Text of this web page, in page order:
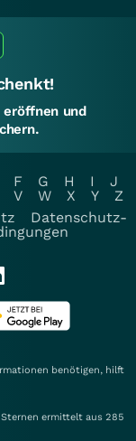
eröffnen und
F G H I
J
V W X Y
Z
Datenschutz-
benötigen, hilft
ermittelt aus 285